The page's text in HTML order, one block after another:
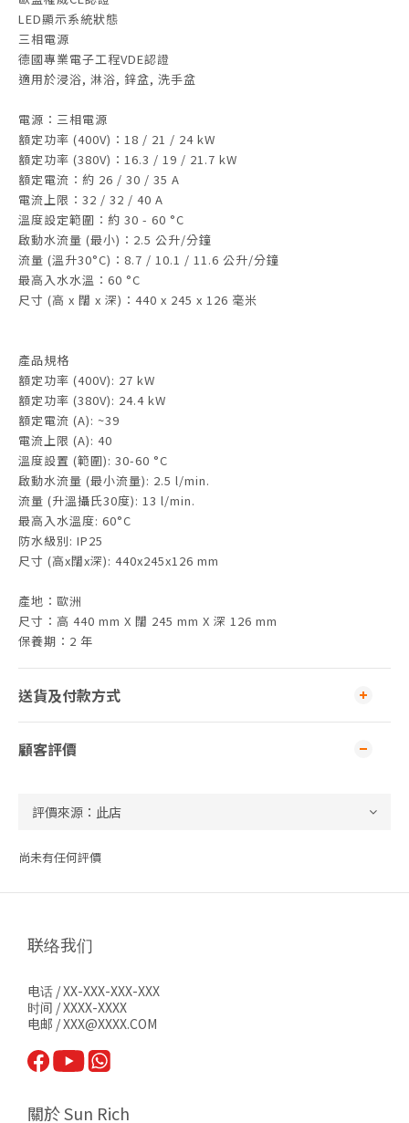
LED顯示系統狀態
三相電源
德國專業電子工程VDE認證
適用於浸浴, 淋浴, 鋅盆, 洗手盆
電源：三相電源
額定功率 (400V)：18 / 21 / 24 kW
額定功率 (380V)：16.3 / 19 / 21.7 kW
額定電流：約 26 / 30 / 35 A
電流上限：32 / 32 / 40 A
溫度設定範圍：約 30 - 60 °C
啟動水流量 (最小)：2.5 公升/分鐘
流量 (溫升30°C)：8.7 / 10.1 / 11.6 公升/分鐘
最高入水水溫：60 °C
尺寸 (高 x 闊 x 深)：440 x 245 x 126 毫米
產品規格
額定功率 (400V): 27 kW
額定功率 (380V): 24.4 kW
額定電流 (A): ~39
電流上限 (A): 40
溫度設置 (範圍): 30-60 °C
啟動水流量 (最小流量): 2.5 l/min.
流量 (升溫攝氏30度): 13 l/min.
最高入水溫度: 60°C
防水級別: IP25
尺寸 (高x闊x深): 440x245x126 mm
產地：歐洲
尺寸：高 440 mm X 闊 245 mm X 深 126 mm
保養期：2 年
送貨及付款方式
顧客評價
尚未有任何評價
联络我们
电话 / XX-XXX-XXX-XXX
时间 / XXXX-XXXX
电邮 / XXX@XXXX.COM
關於 Sun Rich